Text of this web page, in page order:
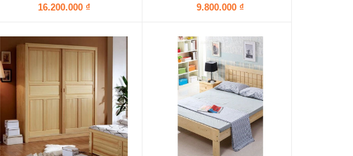
16.200.000 ₫ 9.800.000 ₫